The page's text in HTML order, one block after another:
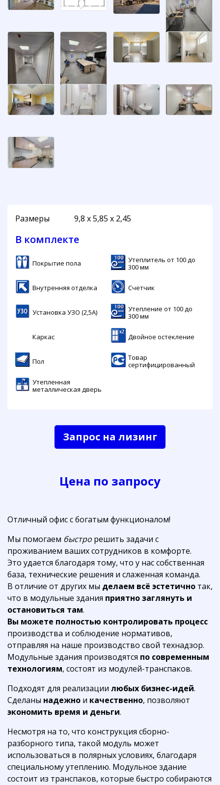
Размеры 9,8 х 5,85 х 2,45
В комплекте
Покрытие пола
Утеплитель от 100 до
300 мм
Внутренняя отделка Cчетчик
Установка УЗО (2,5А)
Утепление от 100 до
300 мм
Каркас Двойное остекление
Пол
Товар
сертифицированный
Утепленная
металлическая дверь
Запрос на лизинг
Цена по запросу
Отличный офис с богатым функционалом!
Мы помогаем быстро решить задачи с
проживанием ваших сотрудников в комфорте.
Это удается благодаря тому, что у нас собственная
база, технические решения и слаженная команда.
В отличие от других мы делаем всё эстетично так,
что в модульные здания приятно заглянуть и
остановиться там.
Вы можете полностью контролировать процесс
производства и соблюдение нормативов,
отправляя на наше производство свой технадзор.
Модульные здания производятся по современным
технологиям, состоят из модулей-транспаков.
Подходят для реализации любых бизнес-идей.
Сделаны надежно и качественно, позволяют
экономить время и деньги.
Несмотря на то, что конструкция сборно-
разборного типа, такой модуль может
использоваться в полярных условиях, благодаря
специальному утеплению. Модульное здание
состоит из транспаков, которые быстро собираются